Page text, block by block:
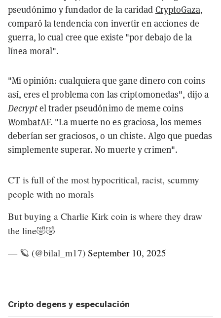
pseudónimo y fundador de la caridad CryptoGaza,
comparó la tendencia con invertir en acciones de
guerra, lo cual cree que existe "por debajo de la
línea moral".
"Mi opinión: cualquiera que gane dinero con coins
así, eres el problema con las criptomonedas", dijo a
Decryptel trader pseudónimo de meme coins
WombatAF. "La muerte no es graciosa, los memes
deberían ser graciosos, o un chiste. Algo que puedas
simplemente superar. No muerte y crimen".
CT is full of the most hypocritical, racist, scummy
people with no morals
But buying a Charlie Kirk coin is where they draw
the line🤣🤣
— 🪐 (@bilal_m17) September 10, 2025
Cripto degens y especulación